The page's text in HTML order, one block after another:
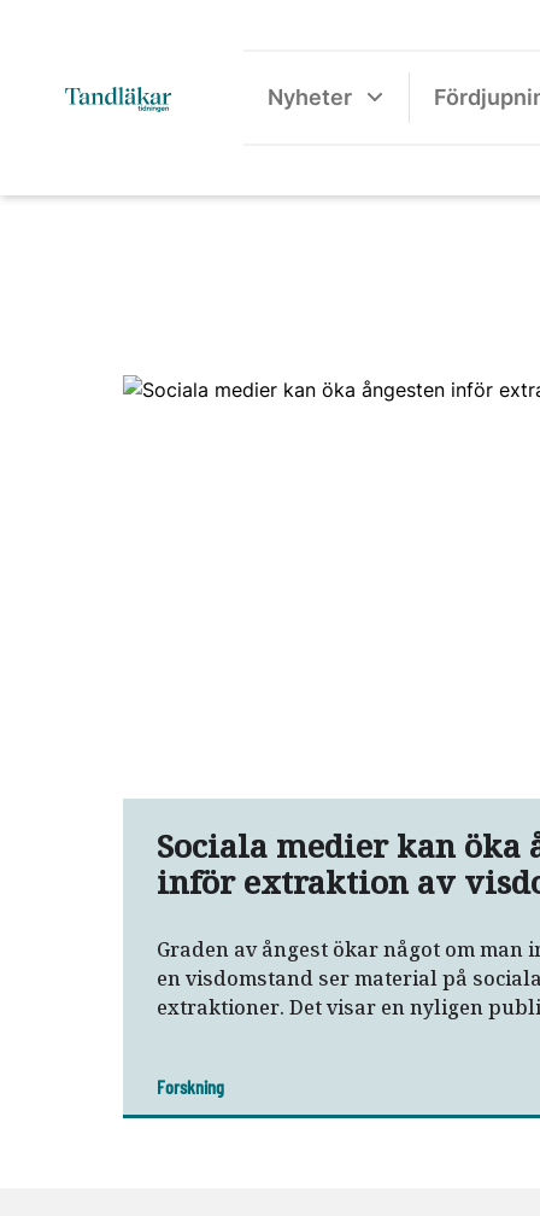
Nyheter
Sociala medier kan öka
inför extraktion av
Graden av ångest ökar något om man
en visdomstand ser material på
extraktioner. Det visar en nyligen
Forskning